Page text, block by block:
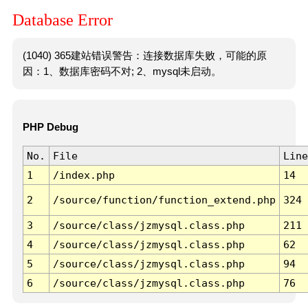
Database Error
(1040) 365建站错误警告：连接数据库失败，可能的原
因：1、数据库密码不对; 2、mysql未启动。
PHP Debug
No. File
Line
1
/index.php 14
2 /source/function/function_extend.php 324
3 /source/class/jzmysql.class.php
211
4
/source/class/jzmysql.class.php
62
5
/source/class/jzmysql.class.php
94
6
/source/class/jzmysql.class.php 76